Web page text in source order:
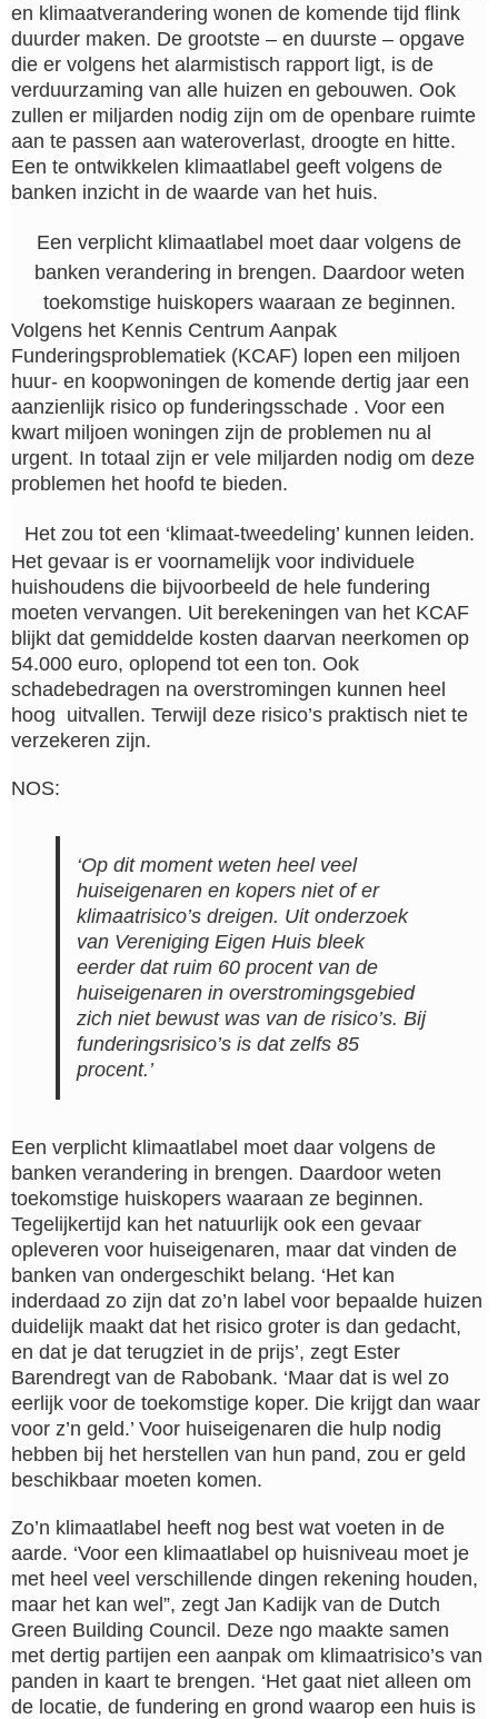
en klimaatverandering wonen de komende tijd flink
duurder maken. De grootste – en duurste – opgave
die er volgens het alarmistisch rapport ligt, is de
verduurzaming van alle huizen en gebouwen. Ook
zullen er miljarden nodig zijn om de openbare ruimte
aan te passen aan wateroverlast, droogte en hitte.
Een te ontwikkelen klimaatlabel geeft volgens de
banken inzicht in de waarde van het huis.
Een verplicht klimaatlabel moet daar volgens de
banken verandering in brengen. Daardoor weten
toekomstige huiskopers waaraan ze beginnen.
Volgens het Kennis Centrum Aanpak
Funderingsproblematiek (KCAF) lopen een miljoen
huur- en koopwoningen de komende dertig jaar een
aanzienlijk risico op funderingsschade . Voor een
kwart miljoen woningen zijn de problemen nu al
urgent. In totaal zijn er vele miljarden nodig om deze
problemen het hoofd te bieden.
Het zou tot een ‘klimaat-tweedeling’ kunnen leiden.
Het gevaar is er voornamelijk voor individuele
huishoudens die bijvoorbeeld de hele fundering
moeten vervangen. Uit berekeningen van het KCAF
blijkt dat gemiddelde kosten daarvan neerkomen op
54.000 euro, oplopend tot een ton. Ook
schadebedragen na overstromingen kunnen heel
hoog uitvallen. Terwijl deze risico’s praktisch niet te
verzekeren zijn.
NOS:
‘Op dit moment weten heel veel
huiseigenaren en kopers niet of er
klimaatrisico’s dreigen. Uit onderzoek
van Vereniging Eigen Huis bleek
eerder dat ruim 60 procent van de
huiseigenaren in overstromingsgebied
zich niet bewust was van de risico’s. Bij
funderingsrisico’s is dat zelfs 85
procent.’
Een verplicht klimaatlabel moet daar volgens de
banken verandering in brengen. Daardoor weten
toekomstige huiskopers waaraan ze beginnen.
Tegelijkertijd kan het natuurlijk ook een gevaar
opleveren voor huiseigenaren, maar dat vinden de
banken van ondergeschikt belang. ‘Het kan
inderdaad zo zijn dat zo’n label voor bepaalde huizen
duidelijk maakt dat het risico groter is dan gedacht,
en dat je dat terugziet in de prijs’, zegt Ester
Barendregt van de Rabobank. ‘Maar dat is wel zo
eerlijk voor de toekomstige koper. Die krijgt dan waar
voor z’n geld.’ Voor huiseigenaren die hulp nodig
hebben bij het herstellen van hun pand, zou er geld
beschikbaar moeten komen.
Zo’n klimaatlabel heeft nog best wat voeten in de
aarde. ‘Voor een klimaatlabel op huisniveau moet je
met heel veel verschillende dingen rekening houden,
maar het kan wel”, zegt Jan Kadijk van de Dutch
Green Building Council. Deze ngo maakte samen
met dertig partijen een aanpak om klimaatrisico’s van
panden in kaart te brengen. ‘Het gaat niet alleen om
de locatie, de fundering en grond waarop een huis is